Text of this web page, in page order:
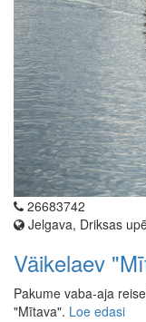
26683742
Jelgava, Driksas
Väikelaev
Pakume vaba-aja
"Mītava". Loe edasi